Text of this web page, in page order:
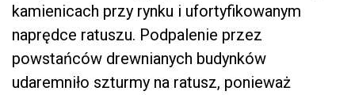
kamienicach przy rynku i ufortyfikowanym
naprędce ratuszu. Podpalenie przez
powstańców drewnianych budynków
udaremniło szturmy na ratusz, ponieważ